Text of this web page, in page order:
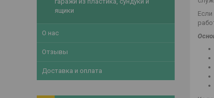
ящики
О нас
Отзывы
Доставка и оплата